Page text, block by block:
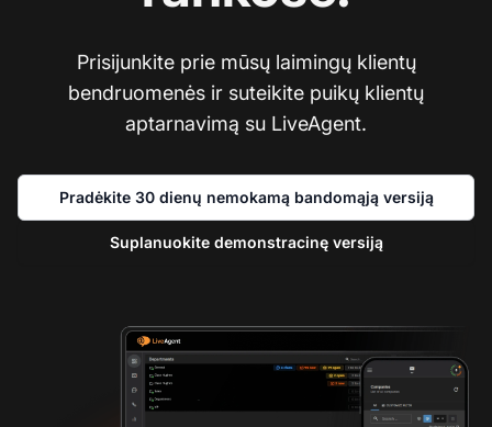
Prisijunkite prie mūsų laimingų klientų
bendruomenės ir suteikite puikų klientų
aptarnavimą su LiveAgent.
Pradėkite 30 dienų nemokamą bandomąją versiją
Suplanuokite demonstracinę versiją